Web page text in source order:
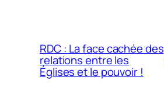
RDC : La face cachée des
relations entre les
Églises et le pouvoir !